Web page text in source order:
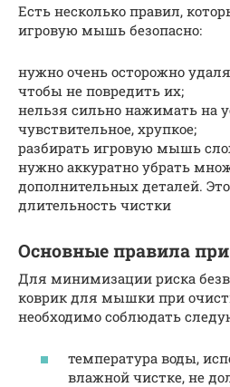
Есть несколько правил,
игровую мышь безопасно:
нужно очень осторожно
чтобы не повредить их;
нельзя сильно нажимать на
чувствительное, хрупкое;
разбирать игровую мышь
нужно аккуратно убрать
дополнительных деталей.
длительность чистки
Основные правила
Для минимизации риска
коврик для мышки при
необходимо соблюдать
температура воды,
влажной чистке, не